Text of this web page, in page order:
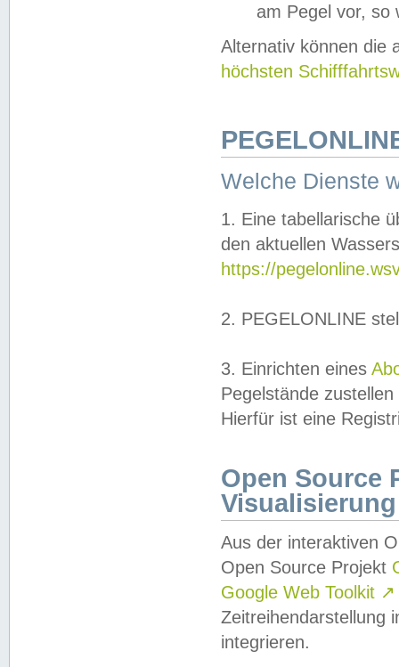
am Pegel vor,
Alternativ können die
höchsten
Welche Dienste
1. Eine tabellarische
den aktuellen
https://
2. PEGELONLINE
3. Einrichten eines
Pegelstände
Hierfür ist eine
Open Source
Visualisierung
Aus der interaktiven
Open Source Projekt
Google Web Toolkit ↗
Zeitreihendarstellung
integrieren.